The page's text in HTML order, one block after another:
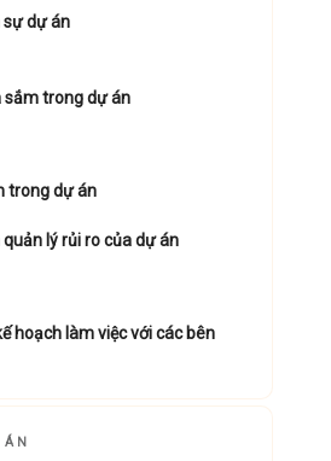
sự dự án
sắm trong dự án
trong dự án
quản lý rủi ro của dự án
hoạch làm việc với các bên